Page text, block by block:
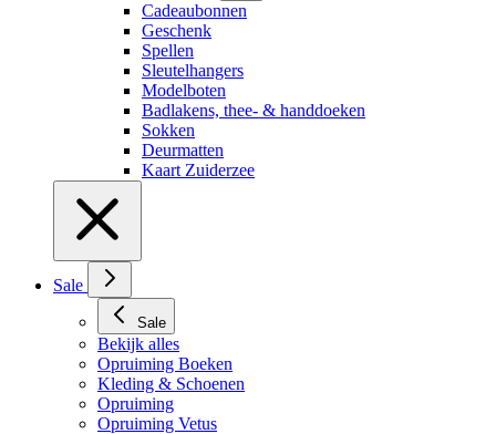
Cadeaubonnen
Geschenk
Spellen
Sleutelhangers
Modelboten
Badlakens, thee- & handdoeken
Sokken
Deurmatten
Kaart Zuiderzee
Sale
Sale
Bekijk alles
Opruiming Boeken
Kleding & Schoenen
Opruiming
Opruiming Vetus